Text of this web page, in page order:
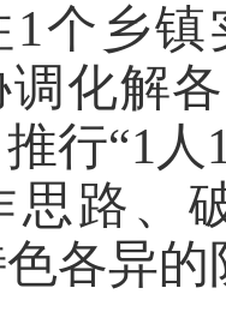
1个乡镇
调化解
行“1 人
思路、
各异